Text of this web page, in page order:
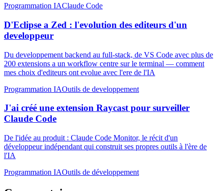
Programmation IAClaude Code
D'Eclipse a Zed : l'evolution des editeurs d'un
developpeur
Du developpement backend au full-stack, de VS Code avec plus de
200 extensions a un workflow centre sur le terminal — comment
mes choix d'editeurs ont evolue avec l'ere de l'IA
Programmation IAOutils de developpement
J'ai créé une extension Raycast pour surveiller
Claude Code
De l'idée au produit : Claude Code Monitor, le récit d'un
développeur indépendant qui construit ses propres outils à l'ère de
l'IA
Programmation IAOutils de développement